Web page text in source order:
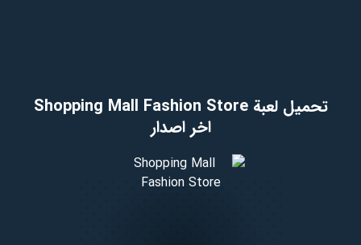
تحميل لعبة Shopping Mall Fashion Store
اخر اصدار